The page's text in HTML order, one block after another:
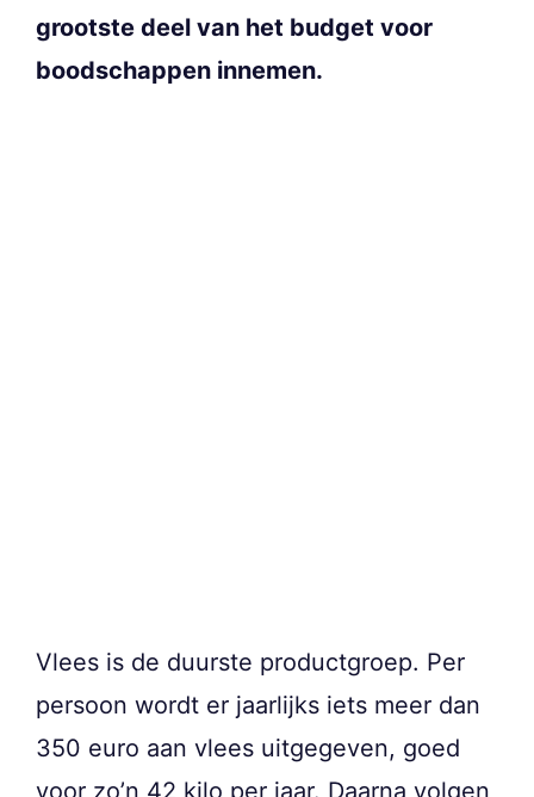
grootste deel van het budget voor
boodschappen innemen.
Vlees is de duurste productgroep. Per
persoon wordt er jaarlijks iets meer dan
350 euro aan vlees uitgegeven, goed
voor zo’n 42 kilo per jaar. Daarna volgen